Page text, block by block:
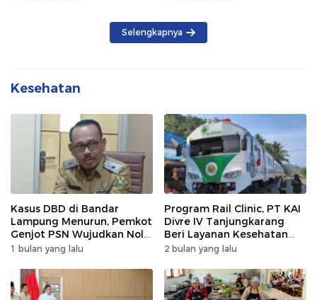
Selengkapnya
Kesehatan
Kasus DBD di Bandar
Lampung Menurun, Pemkot
Genjot PSN Wujudkan Nol
Kematian
1 bulan yang lalu
Program Rail Clinic, PT KAI
Divre IV Tanjungkarang
Beri Layanan Kesehatan
Gratis 250 Warga
2 bulan yang lalu